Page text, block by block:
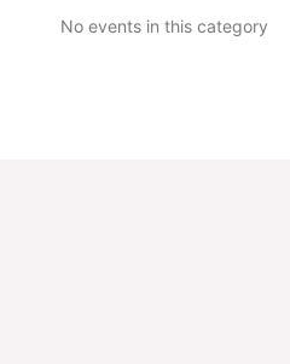
No events in this category